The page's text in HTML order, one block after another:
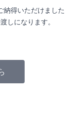
納得いただけました
しになります。